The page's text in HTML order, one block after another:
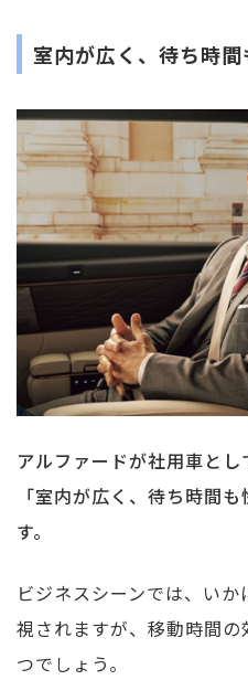
室内が広く、待ち時
アルファードが社用車とし
「室内が広く、待ち時間
す。
ビジネスシーンでは、い
視されますが、移動時間
つでしょう。